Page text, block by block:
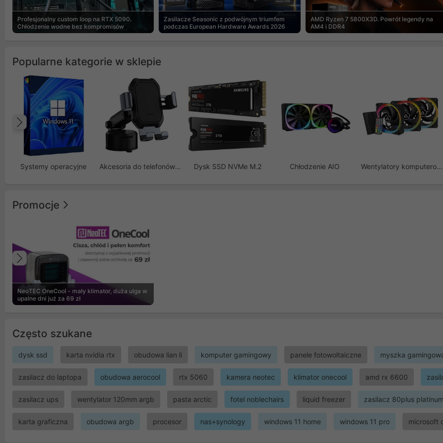
Profesjonalny custom loop na RTX 5090.
Chłodzenie wodne bez kompromisów
Zasilacze Seasonic z podwójnym triumfem
podczas European Hardware Awards 2026
AMD Ryzen 7 5800X3D. Powrót legendy na
AM4 i DDR4
Popularne kategorie w sklepie
Systemy operacyjne Akcesoria do telefonów GSM Dysk SSD NVMe M.2 Chłodzenie AIO Wentylatory komputerowe
Poprzedni
Promocje
NeoTEC OneCool - mały klimator, duża ulga w
upalne dni już za 69 zł
Poprzedni
Często szukane
dysk ssd karta nvidia rtx obudowa lian li komputer gamingowy panele fotowoltaiczne myszka
zasilacz do laptopa obudowa aerocool rtx 5060 kamera neotec klimator onecool amd rx 6600
zasilacz ups wentylator 120mm argb pasta arctic fotel noblechairs liquid freezer zasilacz 80plus platinum
karta graficzna obudowa argb procesor nas+synology windows 11 home windows 11 pro microsoft